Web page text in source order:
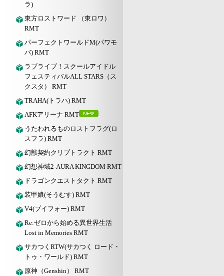
ラ)
東方ロストワード （東ロワ）
RMT
パーフェクトワールドM(パワモ
バ) RMT
ラブライブ！スクールアイドル
フェスティバルALL STARS（ス
クスタ） RMT
TRAHA(トラハ) RMT
AFKアリーナ RMT
うたわれるものロストフラグ(ロ
スフラ) RMT
幻獣契約クリプトラクト RMT
幻想神域2-AURA KINGDOM RMT
ドラゴンクエストタクト RMT
装甲娘(そうむす) RMT
V4(ブイフォー) RMT
Re:ゼロから始める異世界生活
Lost in Memories RMT
サカつくRTW(サカつく ロード・
トゥ・ワールド) RMT
原神（Genshin） RMT